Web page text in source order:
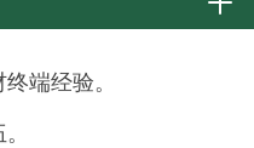
端经验。